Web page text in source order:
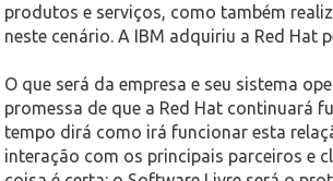
produtos e serviços, como também
neste cenário. A IBM adquiriu a Red Hat
O que será da empresa e seu sistema
promessa de que a Red Hat continuará
tempo dirá como irá funcionar esta
interação com os principais parceiros e